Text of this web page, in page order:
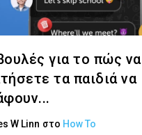
για το πώς να
τα παιδιά να
W Linn στο How To